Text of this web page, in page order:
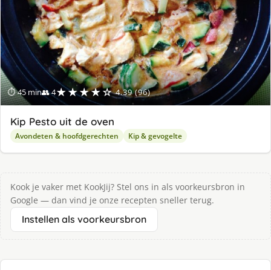
⏱ 45 min👥 4★★★★☆ 4.39 (96)
Kip Pesto uit de oven
Avondeten & hoofdgerechten Kip & gevogelte
Kook je vaker met KookJij? Stel ons in als voorkeursbron in
Google — dan vind je onze recepten sneller terug.
Instellen als voorkeursbron